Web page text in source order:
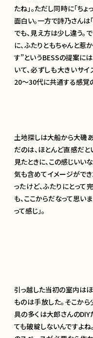
たね」。ただし同時に「ち
面白い。一方で詩乃さんは
でも、見え方は少し違う。
に、ふたりともちゃんと惹
す”というBESSの提案に
いて、必ずしも大きいサ
20〜30代に共通する感覚
土地探しは大船から大磯
だのは、ほとんど直感だと
見たときに、この感じいい
気も含めてイメージがで
ったけど、ふたりにとって
も、ここからだなって思い
って感じ」。
引っ越した当初の室内は
ものは手放した。そこか
具の多くは大郎さんのDIY
ても破綻しないんですよ